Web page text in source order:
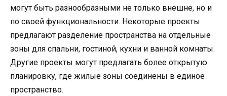
могут быть разнообразными не только внешне, но и
по своей функциональности. Некоторые проекты
предлагают разделение пространства на отдельные
зоны для спальни, гостиной, кухни и ванной комнаты.
Другие проекты могут предлагать более открытую
планировку, где жилые зоны соединены в единое
пространство.